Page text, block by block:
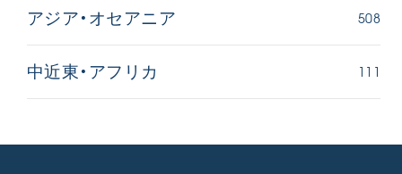
アジア・オセアニア 508
中近東・アフリカ 111